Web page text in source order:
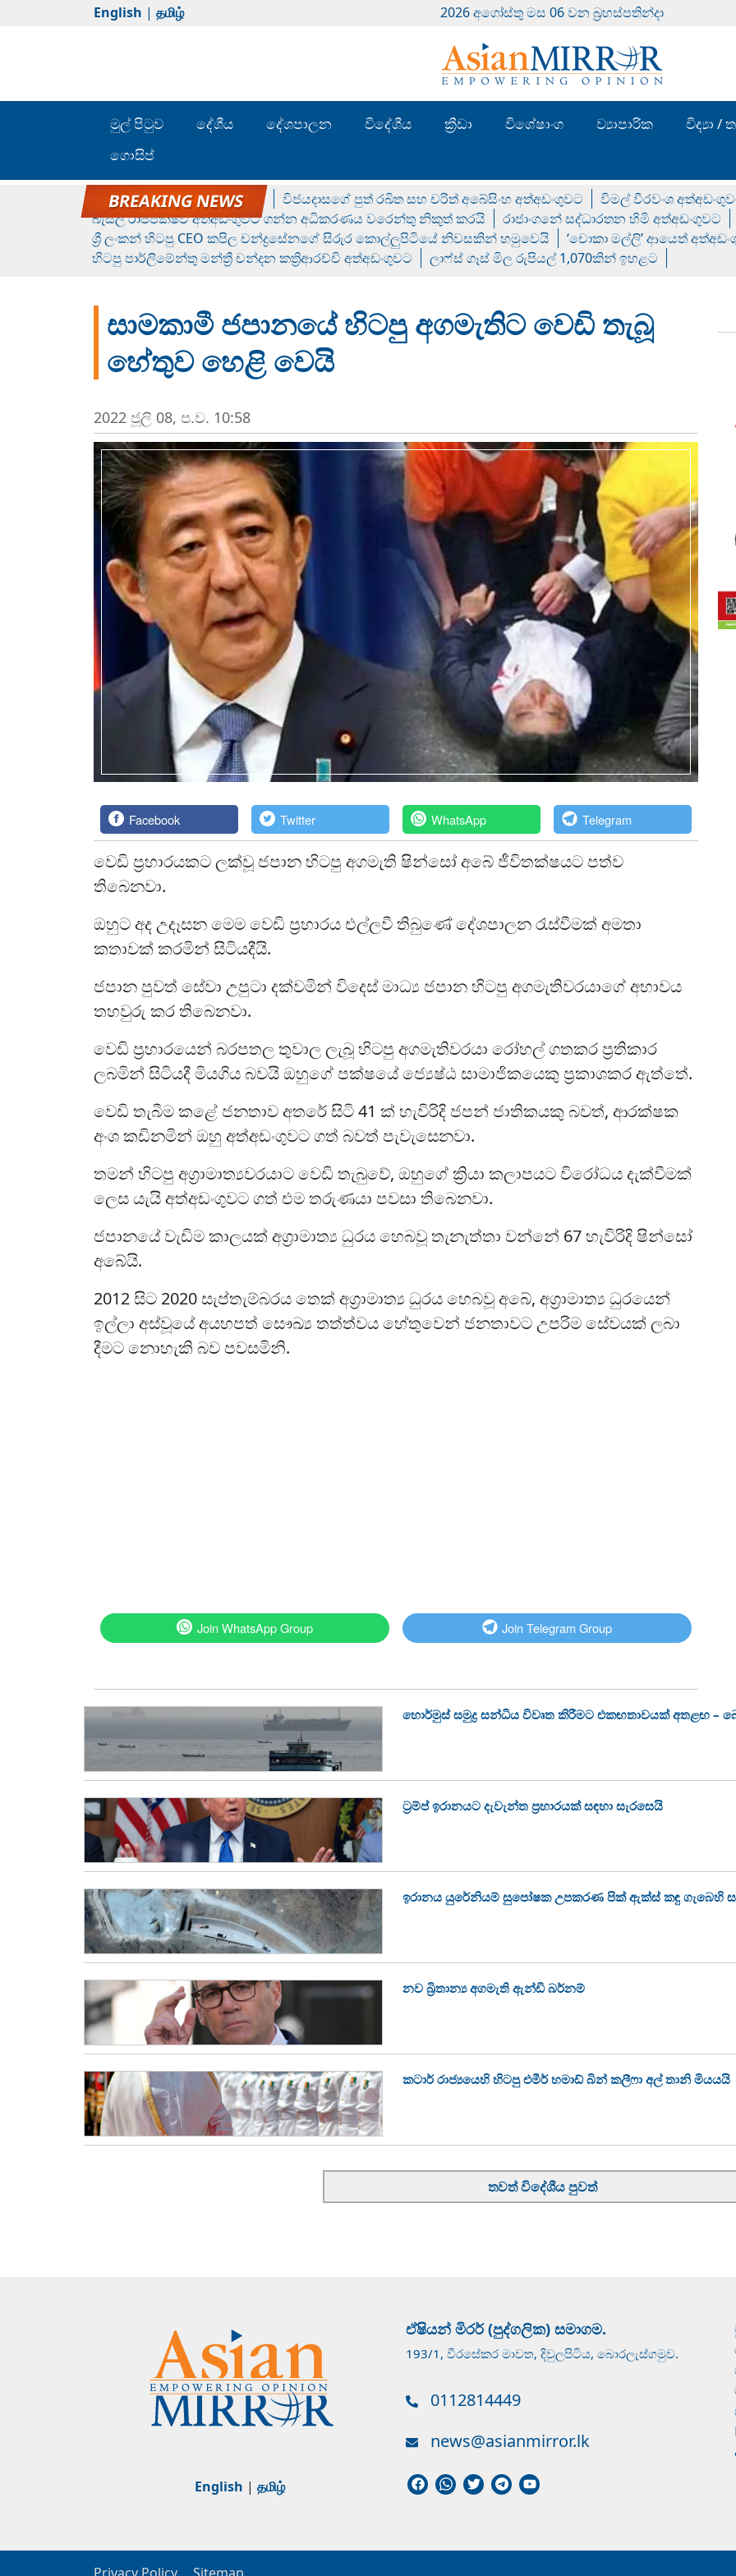
English | தமிழ் 2026 අගෝස්‍තු මස 06 වන බ්‍රහස්පතින්දා
මුල් පිටුව දේශීය දේශපාලන විදේශීය ක්‍රීඩා විශේෂාංග ව්‍යාපාරික විද්‍යා /
ගොසිප්
රන් ගෙනා රුමේෂ්ගේ හෙල්ලය විජයදාසගේ පුත් රඛිත සහ චරිත් අබේසිංහ අත්අඩංගුවට විමල් වීරවංශ
බැසිල් රාජපක්ෂව අත්අඩංගුවට ගන්න අධිකරණය වරෙන්තු නිකුත් කරයි
රාජාංගනේ සද්ධාරතන හිමි අත්අඩංගුවට
ශ්‍රී ලංකන් හිටපු CEO කපිල චන්ද්‍රසේනගේ සිරුර කොල්ලුපිටියේ නිවසකින් හමුවෙයි
‘චොකා මල්ලි’ ආයෙත්
හිටපු පාර්ලිමේන්තු මන්ත්‍රී චන්දන කත්‍රිආරච්චි අත්අඩංගුවට
ලාෆ්ස් ගෑස් මිල රුපියල් 1,070කින් ඉහළට
සාමකාමී ජපානයේ හිටපු අගමැතිට වෙඩි තැබූ
හේතුව හෙළි වෙයි
2022 ජූලි 08, ප.ව. 10:58
Facebook Twitter WhatsApp Telegram
වෙඩි ප්‍රහාරයකට ලක්වූ ජපාන හිටපු අගමැති ෂින්සෝ අබේ ජීවිතක්ෂයට පත්ව
තිබෙනවා.
ඔහුට අද උදෑසන මෙම වෙඩි ප්‍රහාරය එල්ලවී තිබුණේ දේශපාලන රැස්වීමක් අමතා
කතාවක් කරමින් සිටියදීයි.
ජපාන පුවත් සේවා උපුටා දක්වමින් විදෙස් මාධ්‍ය ජපාන හිටපු අගමැතිවරයාගේ අභාවය
තහවුරු කර තිබෙනවා.
වෙඩි ප්‍රහාරයෙන් බරපතල තුවාල ලැබූ හිටපු අගමැතිවරයා රෝහල් ගතකර ප්‍රතිකාර
ලබමින් සිටියදී මියගිය බවයි ඔහුගේ පක්ෂයේ ජ්‍යෙෂ්ඨ සාමාජිකයෙකු ප්‍රකාශකර ඇත්තේ.
වෙඩි තැබීම කළේ ජනතාව අතරේ සිටි 41 ක් හැවිරිදි ජපන් ජාතිකයකු බවත්, ආරක්ෂක
අංශ කඩිනමින් ඔහු අත්අඩංගුවට ගත් බවත් පැවැසෙනවා.
තමන් හිටපු අග්‍රාමාත්‍යවරයාට වෙඩි තැබුවේ, ඔහුගේ ක්‍රියා කලාපයට විරෝධය දැක්වීමක්
ලෙස යැයි අත්අඩංගුවට ගත් එම තරුණයා පවසා තිබෙනවා.
ජපානයේ වැඩිම කාලයක් අග්‍රාමාත්‍ය ධුරය හෙබවූ තැනැත්තා වන්නේ 67 හැවිරිදි ෂින්සෝ
අබේයි.
2012 සිට 2020 සැප්තැම්බරය තෙක් අග්‍රාමාත්‍ය ධුරය හෙබවූ අබේ, අග්‍රාමාත්‍ය ධුරයෙන්
ඉල්ලා අස්වූයේ අයහපත් සෞඛ්‍ය තත්ත්වය හේතුවෙන් ජනතාවට උපරිම සේවයක් ලබා
දීමට නොහැකි බව පවසමිනි.
Join WhatsApp Group Join Telegram Group
හොර්මුස් සමුද්‍ර සන්ධිය විවෘත කිරීමට එකඟතාවයක් අතළඟ –
ට්‍රම්ප් ඉරානයට දැවැන්ත ප්‍රහාරයක් සඳහා සැරසෙයි
ඉරානය යුරේනියම් සුපෝෂක උපකරණ පික් ඇක්ස් කඳු ගැබෙහි
නව බ්‍රිතාන්‍ය අගමැති ඇන්ඩි බර්නම්
කටාර් රාජ්‍යයෙහි හිටපු එමීර් හමාඩ් බින් කලීෆා අල් තානි මියයයි
තවත් විදේශීය පුවත්
English | தமிழ்
ඒෂියන් මිරර් (පුද්ගලික) සමාගම.
193/1, වීරසේකර මාවත, දිවුලපිටිය, බොරලැස්ගමුව.
0112814449
news@asianmirror.lk